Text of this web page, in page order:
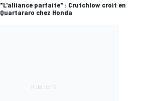
"L'alliance parfaite" : Crutchlow croit en
Quartararo chez Honda